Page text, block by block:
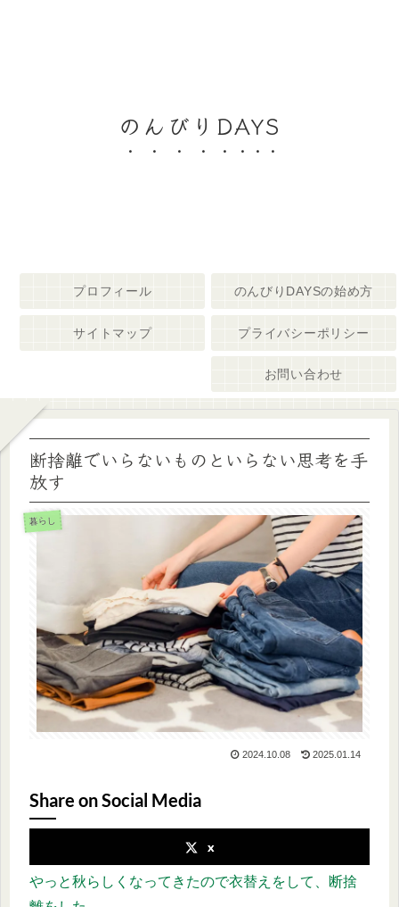
のんびりDAYS
プロフィール のんびりDAYSの始め方
サイトマップ プライバシーポリシー
お問い合わせ
断捨離でいらないものといらない思考を手
放す
暮らし
2024.10.08 2025.01.14
Share on Social Media
x
やっと秋らしくなってきたので衣替えをして、断捨